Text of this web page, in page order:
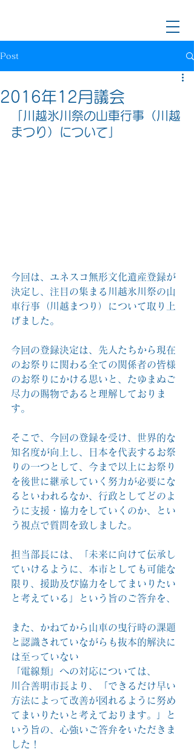
Post
2016年12月議会
「川越氷川祭の山車行事（川越
まつり）について」
今回は、ユネスコ無形文化遺産登録が
決定し、注目の集まる川越氷川祭の山
車行事（川越まつり）について取り上
げました。
今回の登録決定は、先人たちから現在
のお祭りに関わる全ての関係者の皆様
のお祭りにかける思いと、たゆまぬご
尽力の賜物であると理解しておりま
す。
そこで、今回の登録を受け、世界的な
知名度が向上し、日本を代表するお祭
りの一つとして、今まで以上にお祭り
を後世に継承していく努力が必要にな
るといわれるなか、行政としてどのよ
うに支援・協力をしていくのか、とい
う視点で質問を致しました。
担当部長には、「未来に向けて伝承し
ていけるように、本市としても可能な
限り、援助及び協力をしてまいりたい
と考えている」という旨のご答弁を、
また、かねてから山車の曳行時の課題
と認識されていながらも抜本的解決に
は至っていない
「電線類」への対応については、
川合善明市長より、「できるだけ早い
方法によって改善が図れるように努め
てまいりたいと考えております。」と
いう旨の、心強いご答弁をいただきま
した！